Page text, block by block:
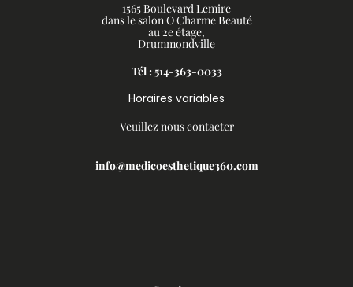
1565 Boulevard Lemire
dans le salon O Charme Beauté
au 2e étage,
Drummondville
Tél : 514-363-0033
Horaires variables
Veuillez nous contacter
info@medicoesthetique360.com